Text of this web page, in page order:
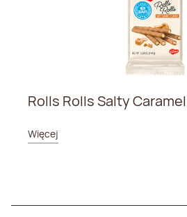
Rolls Rolls Salty Caramel
Więcej